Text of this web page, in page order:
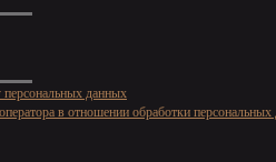
персональных данных
в отношении обработки